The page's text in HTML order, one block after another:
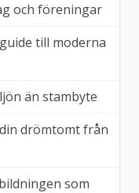
och föreningar
till moderna
än stambyte
drömtomt från
som